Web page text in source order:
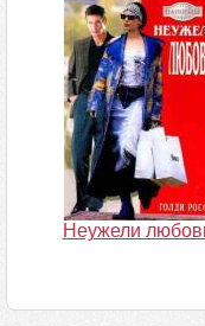
Неужели